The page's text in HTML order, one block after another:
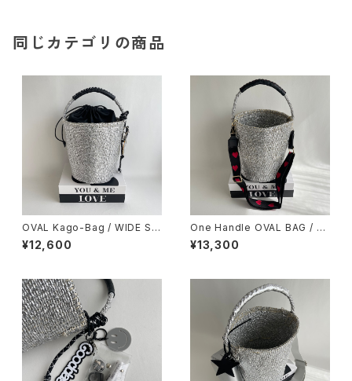
同じカテゴリの商品
OVAL Kago-Bag / WIDE SIZ
E / スマイルチャーム＆巾着ポー
チ付
¥12,600
One Handle OVAL BAG / Sh
oulder Strap Herat
¥13,300